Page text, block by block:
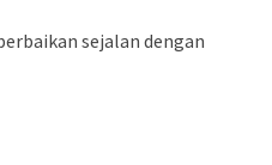
sejalan dengan